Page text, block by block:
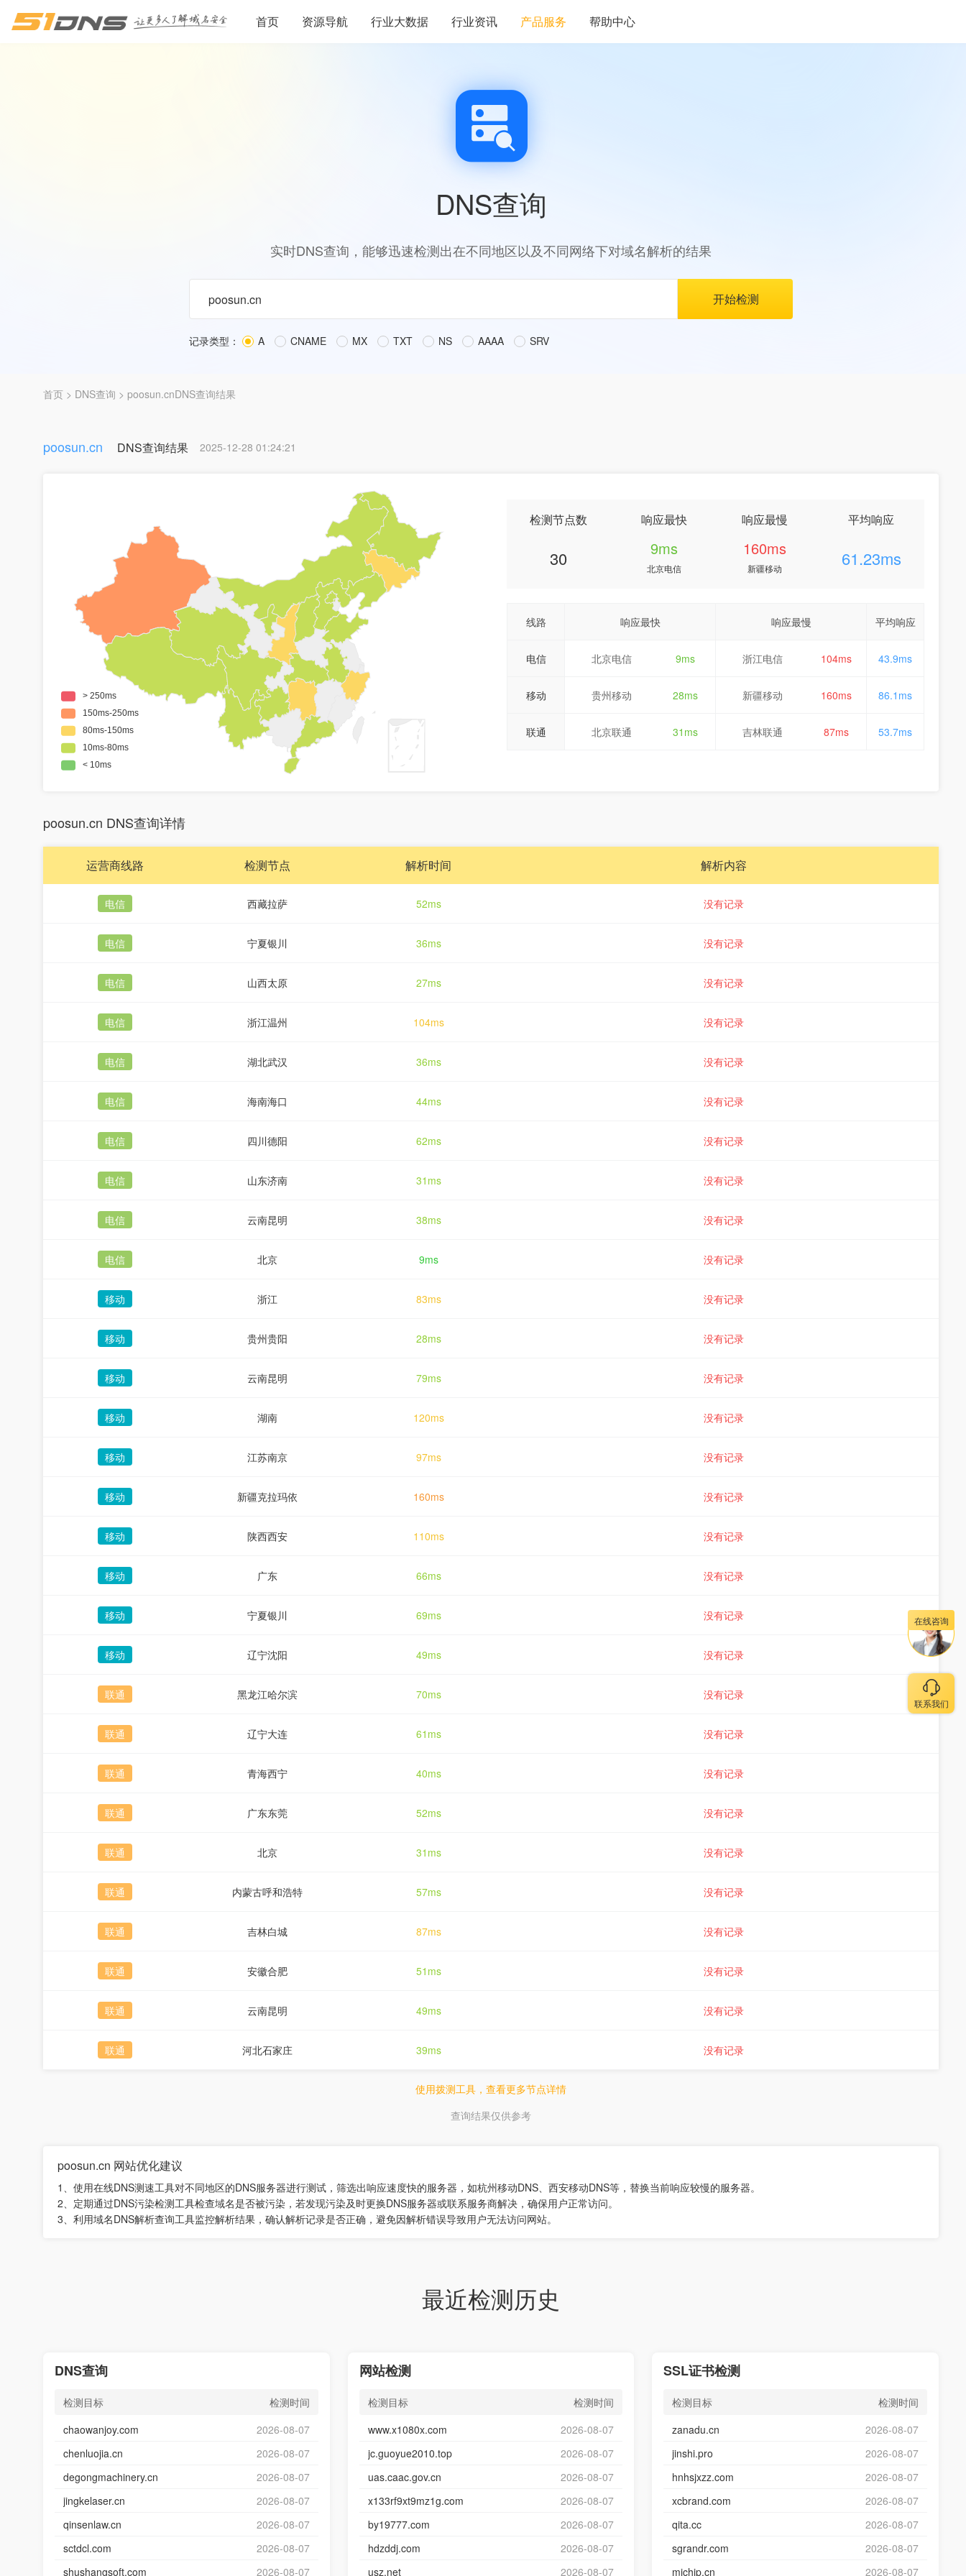
首页 资源导航 行业大数据 行业资讯 产品服务 帮助中心
DNS查询
实时DNS查询，能够迅速检测出在不同地区以及不同网络下对域名解析的结果
记录类型： A CNAME MX TXT NS AAAA SRV
首页 > DNS查询 > poosun.cnDNS查询结果
poosun.cn DNS查询结果 2025-12-28 01:24:21
检测节点数
30
响应最快
9ms
北京电信
响应最慢
160ms
新疆移动
平均响应
61.23ms
线路 响应最快 响应最慢 平均响应
电信 北京电信 9ms 浙江电信 104ms 43.9ms
移动 贵州移动 28ms 新疆移动 160ms 86.1ms
联通 北京联通 31ms 吉林联通 87ms 53.7ms
poosun.cn DNS查询详情
运营商线路 检测节点 解析时间 解析内容
电信 西藏拉萨 52ms 没有记录
电信 宁夏银川 36ms 没有记录
电信 山西太原 27ms 没有记录
电信 浙江温州 104ms 没有记录
电信 湖北武汉 36ms 没有记录
电信 海南海口 44ms 没有记录
电信 四川德阳 62ms 没有记录
电信 山东济南 31ms 没有记录
电信 云南昆明 38ms 没有记录
电信 北京 9ms 没有记录
移动 浙江 83ms 没有记录
移动 贵州贵阳 28ms 没有记录
移动 云南昆明 79ms 没有记录
移动 湖南 120ms 没有记录
移动 江苏南京 97ms 没有记录
移动 新疆克拉玛依 160ms 没有记录
移动 陕西西安 110ms 没有记录
移动 广东 66ms 没有记录
移动 宁夏银川 69ms 没有记录
移动 辽宁沈阳 49ms 没有记录
联通 黑龙江哈尔滨 70ms 没有记录
联通 辽宁大连 61ms 没有记录
联通 青海西宁 40ms 没有记录
联通 广东东莞 52ms 没有记录
联通 北京 31ms 没有记录
联通 内蒙古呼和浩特 57ms 没有记录
联通 吉林白城 87ms 没有记录
联通 安徽合肥 51ms 没有记录
联通 云南昆明 49ms 没有记录
联通 河北石家庄 39ms 没有记录
使用拨测工具，查看更多节点详情
查询结果仅供参考
poosun.cn 网站优化建议
1、使用在线DNS测速工具对不同地区的DNS服务器进行测试，筛选出响应速度快的服务器，如杭州移动DNS、西安移动DNS等，替换当前响应较慢的服务器。
2、定期通过DNS污染检测工具检查域名是否被污染，若发现污染及时更换DNS服务器或联系服务商解决，确保用户正常访问。
3、利用域名DNS解析查询工具监控解析结果，确认解析记录是否正确，避免因解析错误导致用户无法访问网站。
最近检测历史
DNS查询
检测目标
检测时间
chaowanjoy.com
2026-08-07
chenluojia.cn
2026-08-07
degongmachinery.cn
2026-08-07
jingkelaser.cn
2026-08-07
qinsenlaw.cn
2026-08-07
sctdcl.com
2026-08-07
shushangsoft.com
2026-08-07
网站检测
检测目标
检测时间
www.x1080x.com
2026-08-07
jc.guoyue2010.top
2026-08-07
uas.caac.gov.cn
2026-08-07
x133rf9xt9mz1g.com
2026-08-07
by19777.com
2026-08-07
hdzddj.com
2026-08-07
usz.net
2026-08-07
SSL证书检测
检测目标
检测时间
zanadu.cn
2026-08-07
jinshi.pro
2026-08-07
hnhsjxzz.com
2026-08-07
xcbrand.com
2026-08-07
qita.cc
2026-08-07
sgrandr.com
2026-08-07
michip.cn
2026-08-07
在线咨询
联系我们